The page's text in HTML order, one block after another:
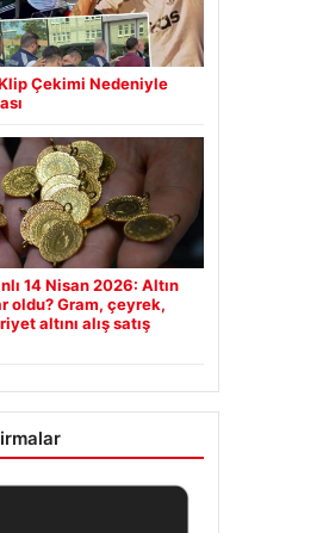
Çekimi Nedeniyle
14 Nisan 2026: Altın
oldu? Gram, çeyrek,
altını alış satış